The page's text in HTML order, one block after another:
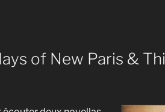
of New Paris &